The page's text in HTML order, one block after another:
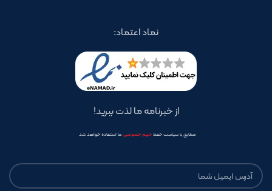
نماد اعتماد:
از خبرنامه ما لذت ببرید!
مطابق با سیاست حفظحریم خصوصی ما استفاده خواهد شد